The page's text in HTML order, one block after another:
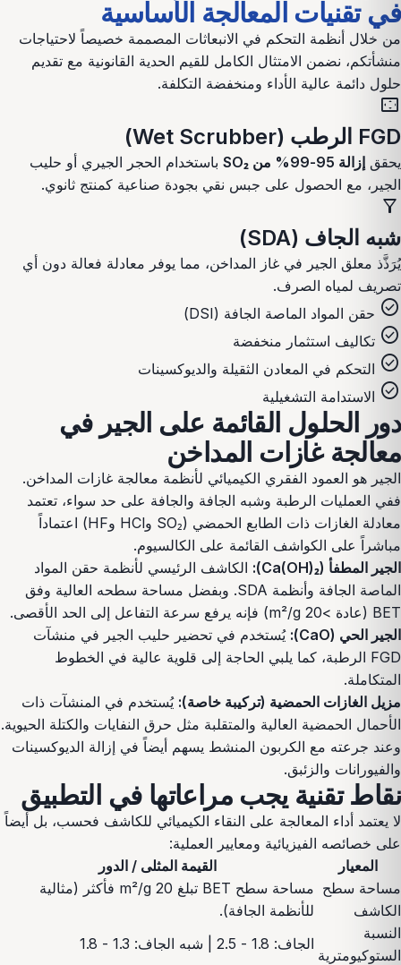
في تقنيات المعالجة الأساسية
من خلال أنظمة التحكم في الانبعاثات المصممة خصيصاً لاحتياجات
منشأتكم، نضمن الامتثال الكامل للقيم الحدية القانونية مع تقديم
حلول دائمة عالية الأداء ومنخفضة التكلفة.
settings_overscan
FGD الرطب (Wet Scrubber)
يحقق إزالة 95-99% من SO₂
باستخدام الحجر الجيري أو حليب
الجير، مع الحصول على جبس نقي بجودة صناعية كمنتج ثانوي.
filter_alt
شبه الجاف (SDA)
يُرَذَّذ معلق الجير في غاز المداخن، مما يوفر معادلة فعالة دون أي
تصريف لمياه الصرف.
check_circle حقن المواد الماصة الجافة (DSI)
check_circle تكاليف استثمار منخفضة
check_circle التحكم في المعادن الثقيلة والديوكسينات
check_circle الاستدامة التشغيلية
دور الحلول القائمة على الجير في
معالجة غازات المداخن
الجير هو العمود الفقري الكيميائي لأنظمة معالجة غازات المداخن.
ففي العمليات الرطبة وشبه الجافة والجافة على حد سواء، تعتمد
معادلة الغازات ذات الطابع الحمضي (SO₂ وHCl وHF) اعتماداً
مباشراً على الكواشف القائمة على الكالسيوم.
الجير المطفأ (Ca(OH)₂):
الكاشف الرئيسي لأنظمة حقن المواد
الماصة الجافة وأنظمة SDA. وبفضل مساحة سطحه العالية وفق
BET (عادة >20 m²/g) فإنه يرفع سرعة التفاعل إلى الحد الأقصى.
الجير الحي (CaO):
يُستخدم في تحضير حليب الجير في منشآت
FGD الرطبة، كما يلبي الحاجة إلى قلوية عالية في الخطوط
المتكاملة.
مزيل الغازات الحمضية (تركيبة خاصة): يُستخدم في المنشآت ذات
الأحمال الحمضية العالية والمتقلبة مثل حرق النفايات والكتلة الحيوية.
وعند جرعته مع الكربون المنشط يسهم أيضاً في إزالة الديوكسينات
والفيورانات والزئبق.
نقاط تقنية يجب مراعاتها في التطبيق
لا يعتمد أداء المعالجة على النقاء الكيميائي للكاشف فحسب، بل أيضاً
على خصائصه الفيزيائية ومعايير العملية:
المعيار
القيمة المثلى / الدور
مساحة سطح
الكاشف
مساحة سطح BET تبلغ 20 m²/g فأكثر (مثالية
للأنظمة الجافة).
النسبة
الستوكيومترية
الجاف: 1.8 - 2.5 | شبه الجاف: 1.3 - 1.8